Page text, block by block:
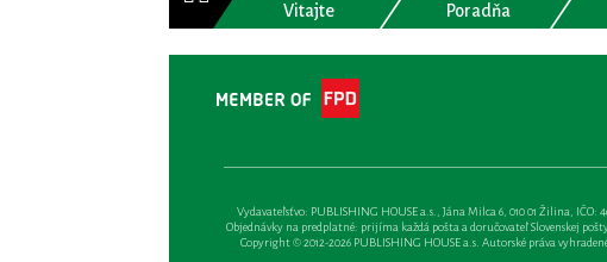
Vitajte
Poradňa
Vydavateľsťvo: PUBLISHING HOUSE a.s., Jána Milca 6, 010 01 Žilina, IČO:
Objednávky na predplatné: prijíma každá pošta a doručovateľ Slovenskej
Copyright © 2012-2026 PUBLISHING HOUSE a.s. Autorské práva